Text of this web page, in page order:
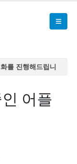
를 진행해드립니
를 진행해드립니
를 진행해드립니
를 진행해드립니
어플